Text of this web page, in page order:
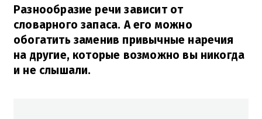
Разнообразие речи зависит от
словарного запаса. А его можно
обогатить заменив привычные наречия
на другие, которые возможно вы никогда
и не слышали.